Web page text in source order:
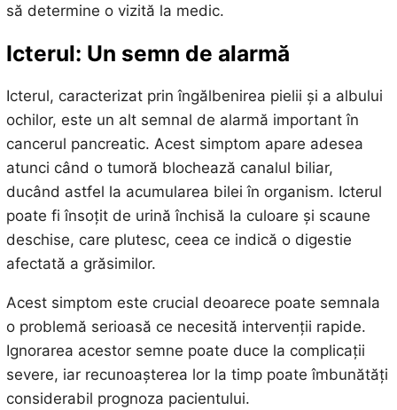
să determine o vizită la medic.
Icterul: Un semn de alarmă
Icterul, caracterizat prin îngălbenirea pielii și a albului
ochilor, este un alt semnal de alarmă important în
cancerul pancreatic. Acest simptom apare adesea
atunci când o tumoră blochează canalul biliar,
ducând astfel la acumularea bilei în organism. Icterul
poate fi însoțit de urină închisă la culoare și scaune
deschise, care plutesc, ceea ce indică o digestie
afectată a grăsimilor.
Acest simptom este crucial deoarece poate semnala
o problemă serioasă ce necesită intervenții rapide.
Ignorarea acestor semne poate duce la complicații
severe, iar recunoașterea lor la timp poate îmbunătăți
considerabil prognoza pacientului.